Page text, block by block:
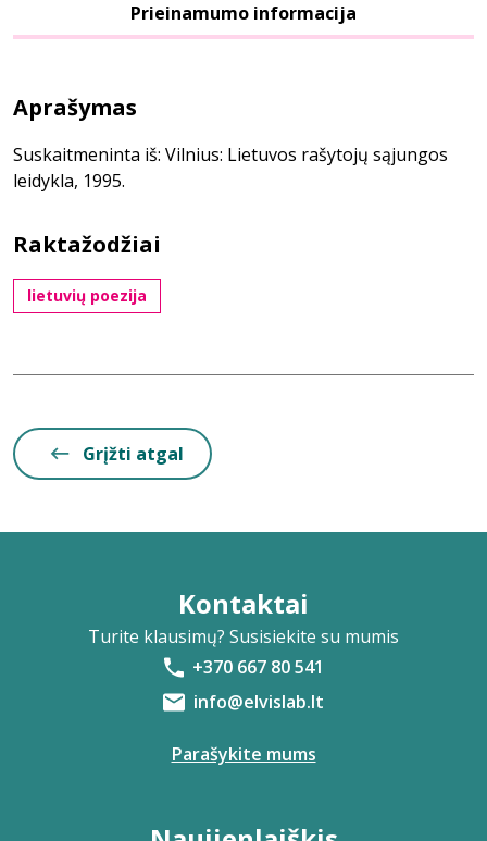
Prieinamumo informacija
Aprašymas
Suskaitmeninta iš: Vilnius: Lietuvos rašytojų sąjungos
leidykla, 1995.
Raktažodžiai
lietuvių poezija
Grįžti atgal
Kontaktai
Turite klausimų? Susisiekite su mumis
+370 667 80 541
info@elvislab.lt
Parašykite mums